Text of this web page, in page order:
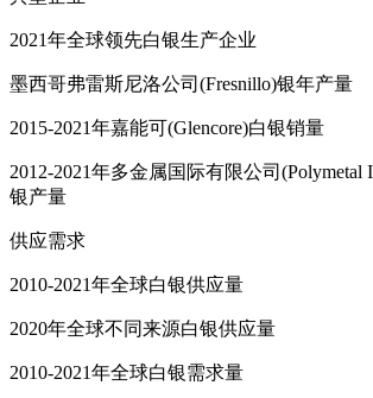
2021年全球领先白银生产企业
墨西哥弗雷斯尼洛公司(Fresnillo)银年产量
2015-2021年嘉能可(Glencore)白银销量
2012-2021年多金属国际有限公司(Polymetal
银产量
供应需求
2010-2021年全球白银供应量
2020年全球不同来源白银供应量
2010-2021年全球白银需求量